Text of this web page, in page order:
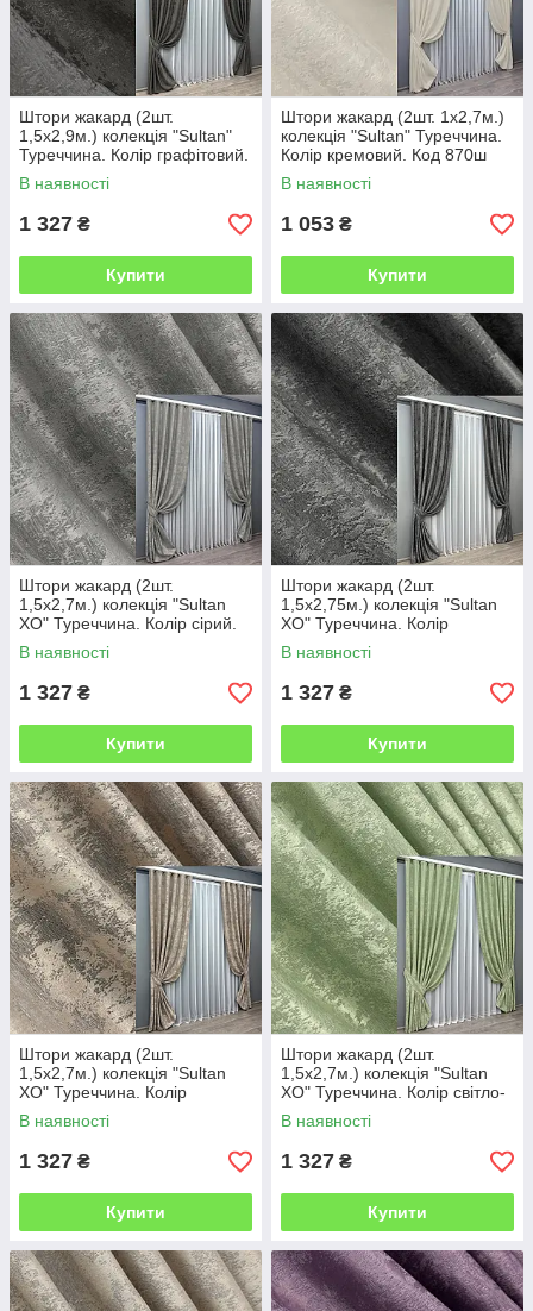
Штори жакард (2шт.
1,5х2,9м.) колекція "Sultan"
Туреччина. Колір графітовий.
Код 1723ш 33-0638
В наявності
1 327 ₴
Купити
Штори жакард (2шт. 1х2,7м.)
колекція "Sultan" Туреччина.
Колір кремовий. Код 870ш
31-282
В наявності
1 053 ₴
Купити
Штори жакард (2шт.
1,5х2,7м.) колекція "Sultan
XO" Туреччина. Колір сірий.
Код 1125ш 30-926
В наявності
1 327 ₴
Купити
Штори жакард (2шт.
1,5х2,75м.) колекція "Sultan
XO" Туреччина. Колір
графітовий. Код 1123ш 30-
928
В наявності
1 327 ₴
Купити
Штори жакард (2шт.
1,5х2,7м.) колекція "Sultan
XO" Туреччина. Колір
капучино. Код 1143ш 30-958
В наявності
1 327 ₴
Купити
Штори жакард (2шт.
1,5х2,7м.) колекція "Sultan
XO" Туреччина. Колір світло-
оливковий. Код 1147ш 30-954
В наявності
1 327 ₴
Купити